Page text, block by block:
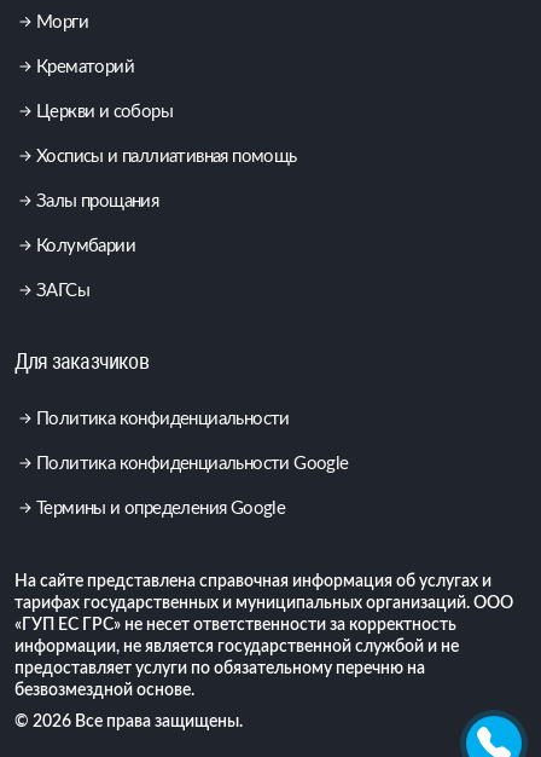
Морги
Крематорий
Церкви и соборы
Хосписы и паллиативная помощь
Залы прощания
Колумбарии
ЗАГСы
Для заказчиков
Политика конфиденциальности
Политика конфиденциальности Google
Термины и определения Google
На сайте представлена справочная информация об услугах и
тарифах государственных и муниципальных организаций. ООО
«ГУП ЕС ГРС» не несет ответственности за корректность
информации, не является государственной службой и не
предоставляет услуги по обязательному перечню на
безвозмездной основе.
© 2026 Все права защищены.